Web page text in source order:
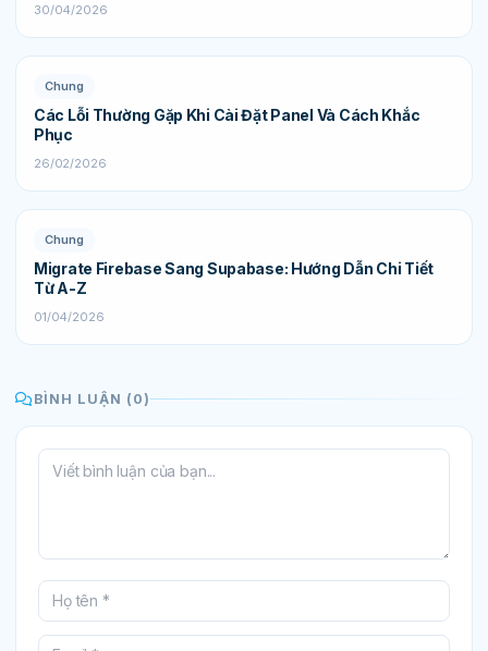
30/04/2026
Chung
Các Lỗi Thường Gặp Khi Cài Đặt Panel Và Cách Khắc
Phục
26/02/2026
Chung
Migrate Firebase Sang Supabase: Hướng Dẫn Chi Tiết
Từ A-Z
01/04/2026
BÌNH LUẬN (0)